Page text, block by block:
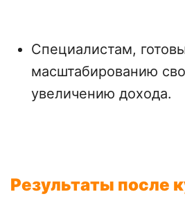
Специалистам,
масштабированию
увеличению дохода.
Результаты после